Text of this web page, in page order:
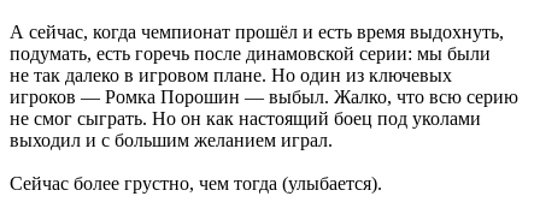
А сейчас, когда чемпионат прошёл и есть время выдохнуть,
подумать, есть горечь после динамовской серии: мы были
не так далеко в игровом плане. Но один из ключевых
игроков — Ромка Порошин — выбыл. Жалко, что всю серию
не смог сыграть. Но он как настоящий боец под уколами
выходил и с большим желанием играл.
Сейчас более грустно, чем тогда (улыбается).